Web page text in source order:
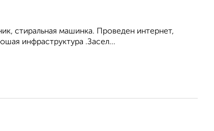
стиральная машинка. Проведен интернет,
инфраструктура .Засел...